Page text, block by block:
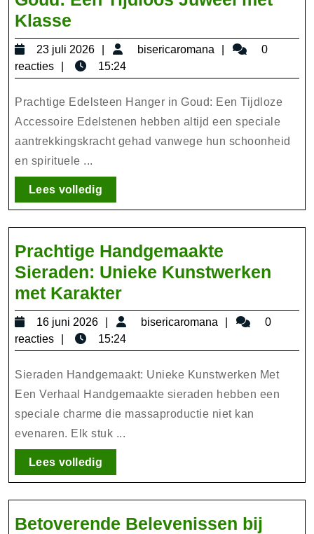
Klasse
Edelsteen
Hanger
in
Goud:
Een
Tijdloos
Juweel
met
Klasse
23 juli 2026
23
juli
2026
bisericaromana bisericaromana
0
reacties
15:24
Prachtige Edelsteen Hanger in Goud: Een Tijdloze
Accessoire Edelstenen hebben altijd een speciale
aantrekkingskracht gehad vanwege hun schoonheid
en spirituele ...
Lees volledigLees
volledig
Prachtige Handgemaakte
Sieraden: Unieke Kunstwerken
met KarakterPrachtige
Handgemaakte
Sieraden:
Unieke
Kunstwerken
met
Karakter
16 juni 2026
16
juni
2026
bisericaromana bisericaromana
0
reacties
15:24
Sieraden Handgemaakt: Unieke Kunstwerken Met
Een Verhaal Handgemaakte sieraden hebben een
speciale charme die massaproductie niet kan
evenaren. Elk stuk ...
Lees volledigLees
volledig
Betoverende Belevenissen bij